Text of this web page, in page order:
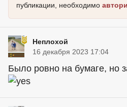
публикации, необходимо
Неплохой
16 декабря 2023 17:04
Было ровно на бумаге, но